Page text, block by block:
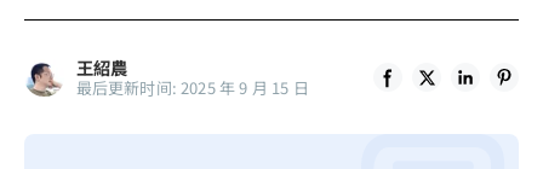
BuhoLaunchpad
王紹農
最后更新时间: 2025 年 9 月 15 日